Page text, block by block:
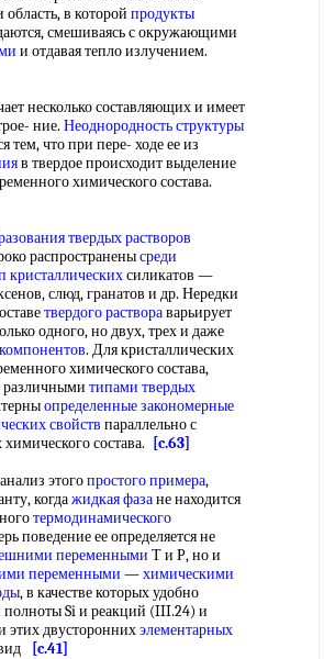
в которой продукты
смешиваясь с окружающими
и отдавая тепло излучением.
несколько составляющих и имеет
ние. Неоднородность структуры
тем, что при пере- ходе ее из
в твердое происходит выделение
химического состава.
твердых растворов
распространенысреди
кристаллическихсиликатов —
слюд, гранатов и др. Нередки
твердого раствораварьирует
одного, но двух, трех и даже
. Для кристаллических
химического состава,
различными типами твердых
определенные закономерные
свойств параллельно с
состава.
[c.63]
этогопростого примера,
когдажидкая фазане находится
термодинамического
поведение ее определяется не
переменными Т и Р, но и
переменными —химическими
, в качестве которых удобно
полноты Si и реакций (III.24) и
этих двустороннихэлементарных
[c.41]